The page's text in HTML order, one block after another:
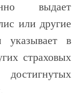
выдает
или другие
указывает в
страховых